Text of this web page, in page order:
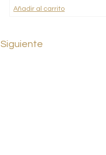
Añadir al carrito
Siguiente